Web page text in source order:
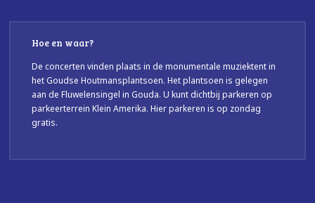
Hoe en waar?
De concerten vinden plaats in de monumentale muziektent in
het Goudse Houtmansplantsoen. Het plantsoen is gelegen
aan de Fluwelensingel in Gouda. U kunt dichtbij parkeren op
parkeerterrein Klein Amerika. Hier parkeren is op zondag
gratis.